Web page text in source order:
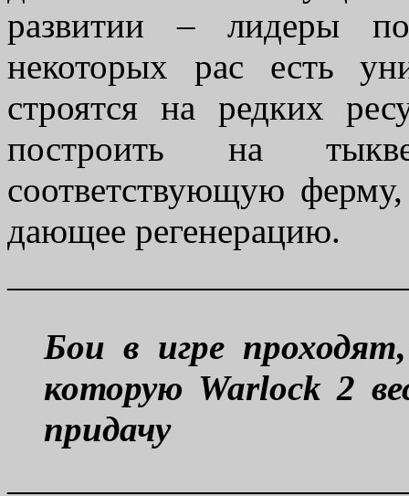
развитии – лидеры
некоторых рас есть
строятся на редких
построить на
соответствующую
дающее регенерацию.
Бои в игре
которую Warlock 2
придачу